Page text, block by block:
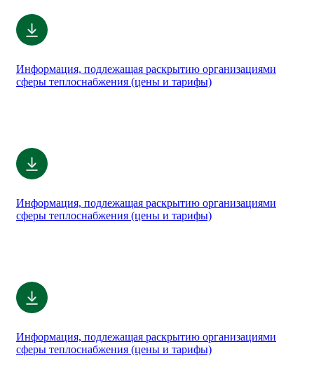
Информация, подлежащая раскрытию организациями
сферы теплоснабжения (цены и тарифы)
Информация, подлежащая раскрытию организациями
сферы теплоснабжения (цены и тарифы)
Информация, подлежащая раскрытию организациями
сферы теплоснабжения (цены и тарифы)